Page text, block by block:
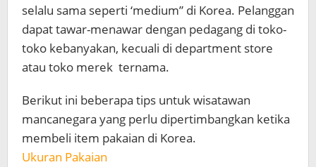
selalu sama seperti ‘medium” di Korea. Pelanggan
dapat tawar-menawar dengan pedagang di toko-
toko kebanyakan, kecuali di department store
atau toko merek ternama.
Berikut ini beberapa tips untuk wisatawan
mancanegara yang perlu dipertimbangkan ketika
membeli item pakaian di Korea.
Ukuran Pakaian